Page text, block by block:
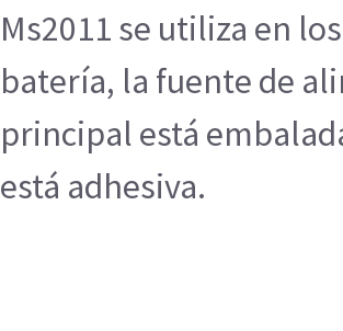
Ms2011 se utiliza en
batería, la fuente de
principal está
está adhesiva.